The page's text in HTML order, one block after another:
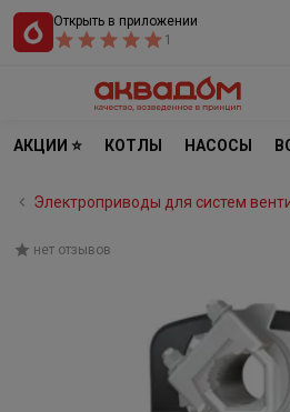
Открыть в приложении
1
АКЦИИ ⭐ КОТЛЫ НАСОСЫ
Электроприводы для систем
нет отзывов